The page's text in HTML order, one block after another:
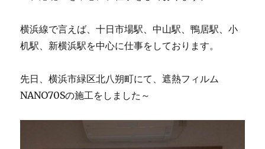
横浜線で言えば、十日市場駅、中山駅、鴨居駅、小
机駅、新横浜駅を中心に仕事をしております。
先日、横浜市緑区北八朔町にて、遮熱フィルム
NANO70Sの施工をしました～